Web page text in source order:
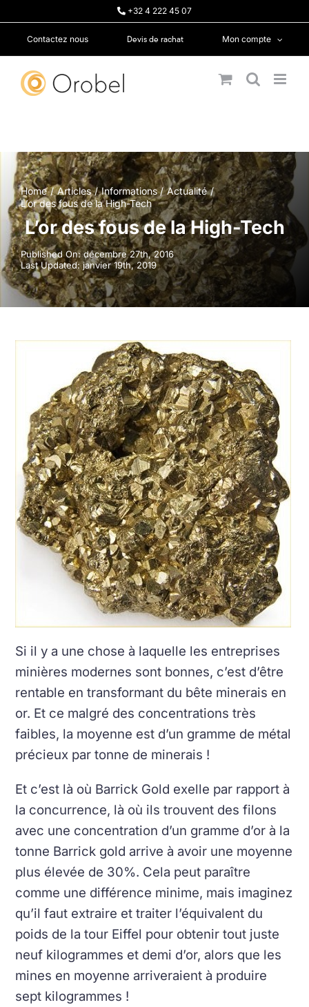
+32 4 222 45 07
Contactez nous Devis de rachat Mon compte
Home Articles Informations
Actualité
L’or des fous de la High-Tech
L’or des fous de la High-Tech
Published On: décembre 27th, 2016
Last Updated: janvier 19th, 2019
Si il y a une chose à laquelle les entreprises
minières modernes sont bonnes, c’est d’être
rentable en transformant du bête minerais en
or. Et ce malgré des concentrations très
faibles, la moyenne est d’un gramme de métal
précieux par tonne de minerais !
Et c’est là où Barrick Gold exelle par rapport à
la concurrence, là où ils trouvent des filons
avec une concentration d’un gramme d’or à la
tonne Barrick gold arrive à avoir une moyenne
plus élevée de 30%. Cela peut paraître
comme une différence minime, mais imaginez
qu’il faut extraire et traiter l’équivalent du
poids de la tour Eiffel pour obtenir tout juste
neuf kilogrammes et demi d’or, alors que les
mines en moyenne arriveraient à produire
sept kilogrammes !